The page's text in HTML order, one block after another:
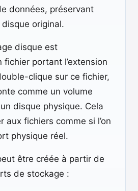
données, préservant
disque original.
disque est
fichier portant l’extension
clique sur ce fichier,
comme un volume
disque physique. Cela
aux fichiers comme si l’on
physique réel.
être créée à partir de
de stockage :